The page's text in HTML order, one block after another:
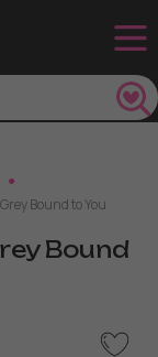
Bound to You
Bound